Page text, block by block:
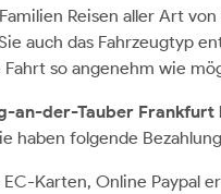
Reisen aller Art
auch das Fahrzeugtyp
so angenehm wie
an-der-Tauber Frankfurt
haben folgende
Karten, Online Paypal